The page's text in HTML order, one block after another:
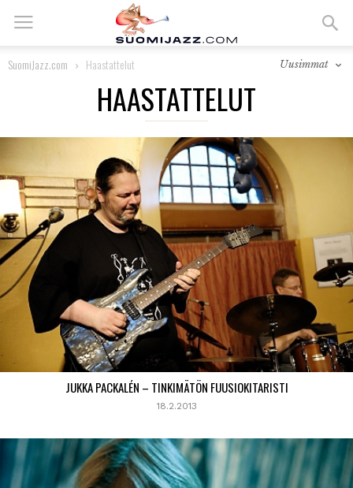
SuomiJazz.com Haastattelut Uusimmat
HAASTATTELUT
JUKKA PACKALÉN – TINKIMÄTÖN FUUSIOKITARISTI
18.2.2013